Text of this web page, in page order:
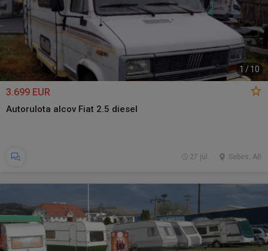
1 /10
3.699 EUR
Autorulota alcov Fiat 2.5 diesel
Sebes, AB
27 jul.